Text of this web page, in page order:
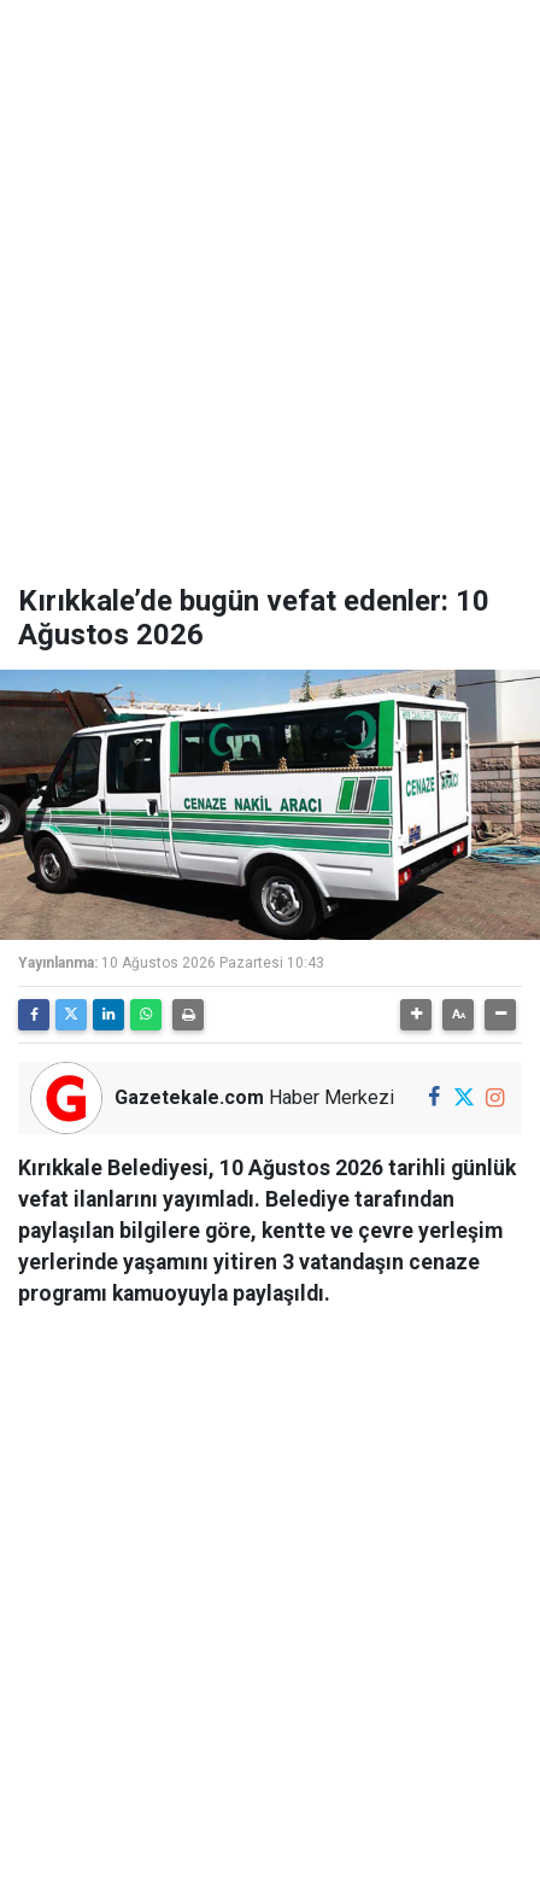
Kırıkkale’de bugün vefat edenler: 10
Ağustos 2026
Yayınlanma: 10 Ağustos 2026 Pazartesi 10:43
Gazetekale.com Haber Merkezi
Kırıkkale Belediyesi, 10 Ağustos 2026 tarihli günlük
vefat ilanlarını yayımladı. Belediye tarafından
paylaşılan bilgilere göre, kentte ve çevre yerleşim
yerlerinde yaşamını yitiren 3 vatandaşın cenaze
programı kamuoyuyla paylaşıldı.